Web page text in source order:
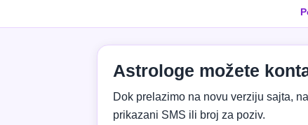
Astrologe možete
Dok prelazimo na novu verziju sajta,
prikazani SMS ili broj za poziv.